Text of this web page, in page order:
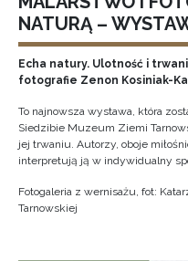
NATURĄ –
Echa natury. Ulotność i
fotografie Zenon Kosiniak-
To najnowsza wystawa, która
Siedzibie Muzeum Ziemi
jej trwaniu. Autorzy, oboje
interpretują ją w indywidualny
Fotogaleria z wernisażu, fot:
Tarnowskiej